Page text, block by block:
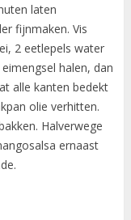
laten
fijnmaken. Vis
2 eetlepels water
halen, dan
alle kanten bedekt
olie verhitten.
Halverwege
ernaast